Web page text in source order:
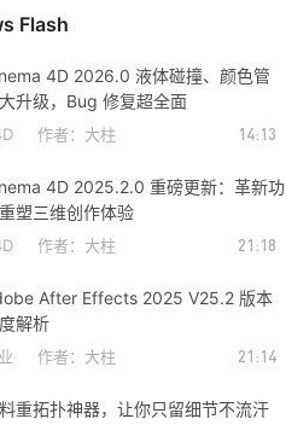
Flash
4D 2026.0 液体碰撞、颜色管
升级，Bug 修复超全面
作者： 大柱 14:13
4D 2025.2.0 重磅更新：革新功
塑三维创作体验
作者： 大柱 21:18
After Effects 2025 V25.2 版本
解析
作者： 大柱 21:14
重拓扑神器，让你只留细节不流汗